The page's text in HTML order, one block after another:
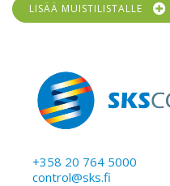
LISÄÄ MUISTILISTALLE
+358 20 764 5000
control@sks.fi